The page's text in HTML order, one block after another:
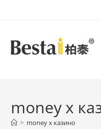
money x
> money x казино